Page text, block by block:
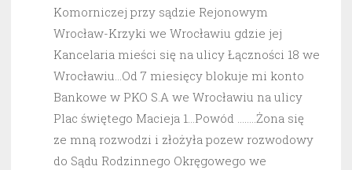
Komorniczej przy sądzie Rejonowym
Wrocław-Krzyki we Wrocławiu gdzie jej
Kancelaria mieści się na ulicy Łączności 18 we
Wrocławiu…Od 7 miesięcy blokuje mi konto
Bankowe w PKO S.A we Wrocławiu na ulicy
Plac świętego Macieja 1…Powód ……..Żona się
ze mną rozwodzi i złożyła pozew rozwodowy
do Sądu Rodzinnego Okręgowego we